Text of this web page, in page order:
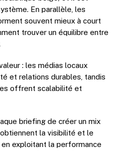
En parallèle, les
souvent mieux à court
trouver un équilibre entre
: les médias locaux
et relations durables, tandis
offrent scalabilité et
briefing de créer un mix
la visibilité et le
exploitant la performance